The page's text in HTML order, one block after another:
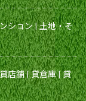
ション|土地・そ
貸店舗|貸倉庫|貸